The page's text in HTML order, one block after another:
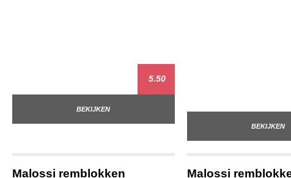
5.50
BEKIJKEN
BEKIJKEN
Malossi remblokken
Malossi